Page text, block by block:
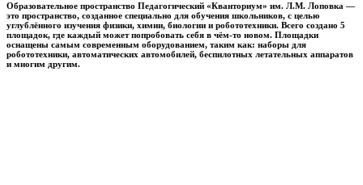
Образовательное пространство Педагогический «Кванториум» им. Л.М. Лоповка —
это пространство, созданное специально для обучения школьников, с целью
углублённого изучения физики, химии, биологии и робототехники. Всего создано 5
площадок, где каждый может попробовать себя в чём-то новом. Площадки
оснащены самым современным оборудованием, таким как: наборы для
робототехники, автоматических автомобилей, беспилотных летательных аппаратов
и многим другим.